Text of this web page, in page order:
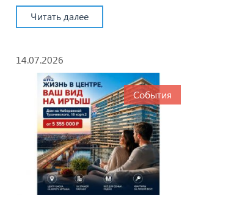
Читать далее
14.07.2026
События